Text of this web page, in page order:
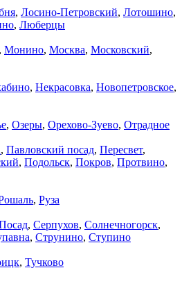
, Лосино-Петровский, Лотошино,
, Люберцы
, Монино, Москва, Московский,
, Некрасовка, Новопетровское,
, Озеры, Орехово-Зуево, Отрадное
, Павловский посад, Пересвет,
, Подольск, Покров, Протвино,
, Руза
, Серпухов, Солнечногорск,
, Струнино, Ступино
, Тучково